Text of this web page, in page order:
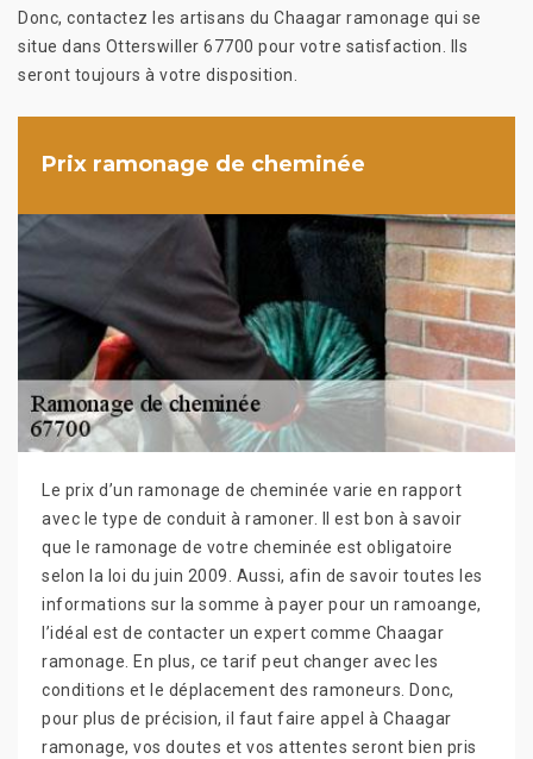
Donc, contactez les artisans du Chaagar ramonage qui se
situe dans Otterswiller 67700 pour votre satisfaction. Ils
seront toujours à votre disposition.
Prix ramonage de cheminée
Le prix d’un ramonage de cheminée varie en rapport
avec le type de conduit à ramoner. Il est bon à savoir
que le ramonage de votre cheminée est obligatoire
selon la loi du juin 2009. Aussi, afin de savoir toutes les
informations sur la somme à payer pour un ramoange,
l’idéal est de contacter un expert comme Chaagar
ramonage. En plus, ce tarif peut changer avec les
conditions et le déplacement des ramoneurs. Donc,
pour plus de précision, il faut faire appel à Chaagar
ramonage, vos doutes et vos attentes seront bien pris